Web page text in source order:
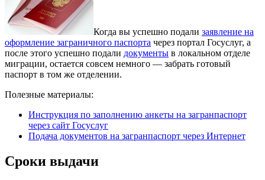
Когда вы успешно подали заявление на
оформление заграничного паспорта через портал Госуслуг, а
после этого успешно подали документы в локальном отделе
миграции, остается совсем немного — забрать готовый
паспорт в том же отделении.
Полезные материалы:
Инструкция по заполнению анкеты на загранпаспорт
через сайт Госуслуг
Подача документов на загранпаспорт через Интернет
Сроки выдачи